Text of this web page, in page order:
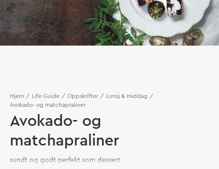
Hjem Life Guide Oppskrifter
Lunsj & middag
Avokado- og matchapraliner
Avokado- og
matchapraliner
sundt og godt perfekt som dessert